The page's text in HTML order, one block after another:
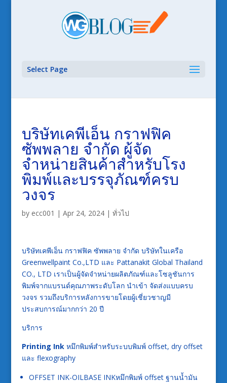
Select Page
บริษัทเคพีเอ็น กราฟฟิค
ซัพพลาย จำกัด ผู้จัด
จำหน่ายสินค้าสำหรับโรง
พิมพ์และบรรจุภัณฑ์ครบ
วงจร
by ecc001 | Apr 24, 2024| ทั่วไป
บริษัทเคพีเอ็น กราฟฟิค ซัพพลาย จำกัด บริษัทในเครือ
Greenwellpaint Co.,LTD และ Pattanakit Global Thailand
CO., LTD เราเป็นผู้จัดจำหน่ายผลิตภัณฑ์และโซลูชันการ
พิมพ์จากแบรนด์คุณภาพระดับโลก นำเข้า จัดส่งแบบครบ
วงจร รวมถึงบริการหลังการขายโดยผู้เชี่ยวชาญมี
ประสบการณ์มากกว่า 20 ปี
บริการ
Printing Ink หมึกพิมพ์สำหรับระบบพิมพ์ offset, dry offset
และ flexography
OFFSET INK-OILBASE INKหมึกพิมพ์ offset ฐานน้ำมัน